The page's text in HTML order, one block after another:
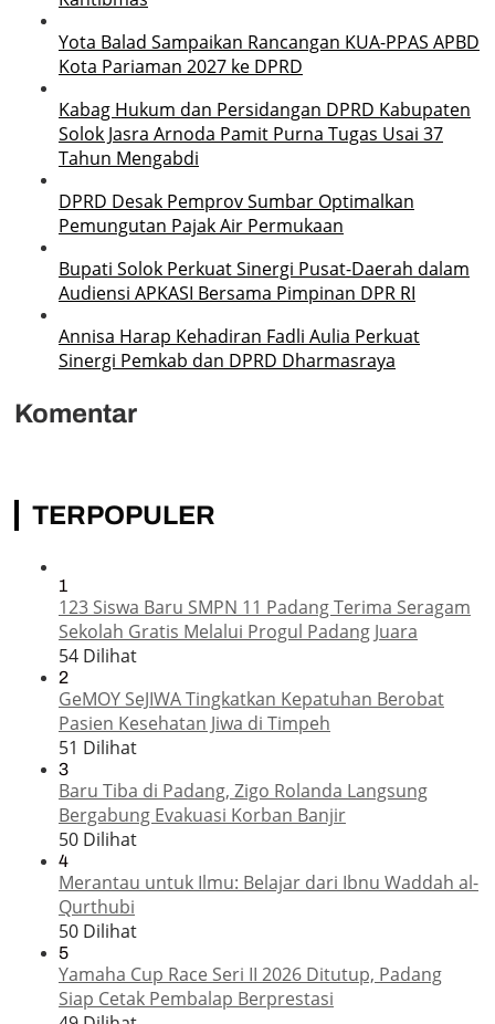
Yota Balad Sampaikan Rancangan KUA-PPAS APBD
Kota Pariaman 2027 ke DPRD
Kabag Hukum dan Persidangan DPRD Kabupaten
Solok Jasra Arnoda Pamit Purna Tugas Usai 37
Tahun Mengabdi
DPRD Desak Pemprov Sumbar Optimalkan
Pemungutan Pajak Air Permukaan
Bupati Solok Perkuat Sinergi Pusat-Daerah dalam
Audiensi APKASI Bersama Pimpinan DPR RI
Annisa Harap Kehadiran Fadli Aulia Perkuat
Sinergi Pemkab dan DPRD Dharmasraya
Komentar
TERPOPULER
1
123 Siswa Baru SMPN 11 Padang Terima Seragam
Sekolah Gratis Melalui Progul Padang Juara
54 Dilihat
2
GeMOY SeJIWA Tingkatkan Kepatuhan Berobat
Pasien Kesehatan Jiwa di Timpeh
51 Dilihat
3
Baru Tiba di Padang, Zigo Rolanda Langsung
Bergabung Evakuasi Korban Banjir
50 Dilihat
4
Merantau untuk Ilmu: Belajar dari Ibnu Waddah al-
Qurthubi
50 Dilihat
5
Yamaha Cup Race Seri II 2026 Ditutup, Padang
Siap Cetak Pembalap Berprestasi